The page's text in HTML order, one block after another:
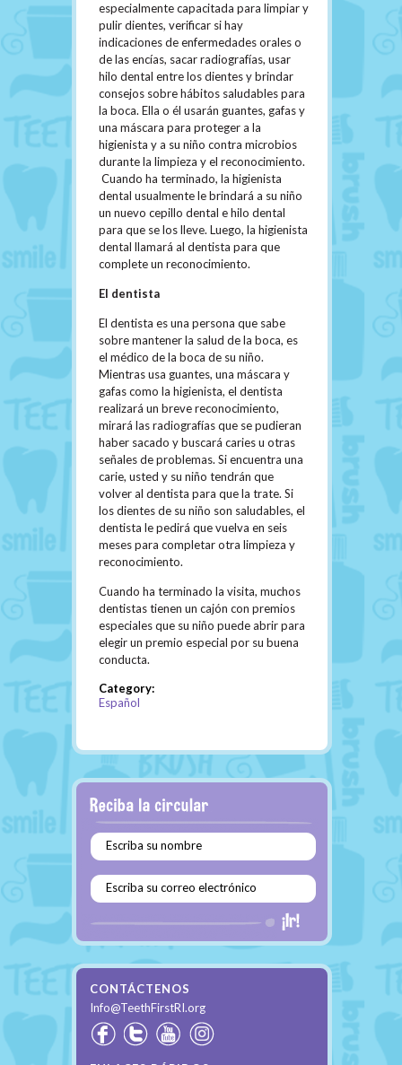
especialmente capacitada para limpiar y
pulir dientes, verificar si hay
indicaciones de enfermedades orales o
de las encías, sacar radiografías, usar
hilo dental entre los dientes y brindar
consejos sobre hábitos saludables para
la boca. Ella o él usarán guantes, gafas y
una máscara para proteger a la
higienista y a su niño contra microbios
durante la limpieza y el reconocimiento.
Cuando ha terminado, la higienista
dental usualmente le brindará a su niño
un nuevo cepillo dental e hilo dental
para que se los lleve. Luego, la higienista
dental llamará al dentista para que
complete un reconocimiento.
El dentista
El dentista es una persona que sabe
sobre mantener la salud de la boca, es
el médico de la boca de su niño.
Mientras usa guantes, una máscara y
gafas como la higienista, el dentista
realizará un breve reconocimiento,
mirará las radiografías que se pudieran
haber sacado y buscará caries u otras
señales de problemas. Si encuentra una
carie, usted y su niño tendrán que
volver al dentista para que la trate. Si
los dientes de su niño son saludables, el
dentista le pedirá que vuelva en seis
meses para completar otra limpieza y
reconocimiento.
Cuando ha terminado la visita, muchos
dentistas tienen un cajón con premios
especiales que su niño puede abrir para
elegir un premio especial por su buena
conducta.
Category:
Español
Escriba su nombre
Escriba su correo electrónico
CONTÁCTENOS
Info@TeethFirstRI.org